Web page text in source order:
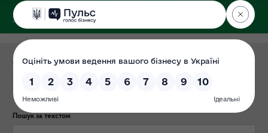
ДЕРЖЕКОІНСПЕКЦІЯ
Категорія публікації
Пошук за текстом